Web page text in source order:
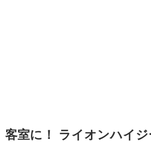
客室に！ ライオンハイ